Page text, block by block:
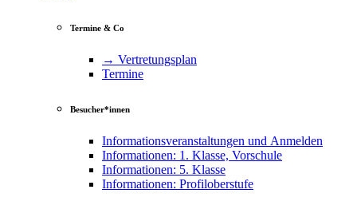
Termine & Co
→ Vertretungsplan
Termine
Besucher*innen
Informationsveranstaltungen und Anmelden
Informationen: 1. Klasse, Vorschule
Informationen: 5. Klasse
Informationen: Profiloberstufe